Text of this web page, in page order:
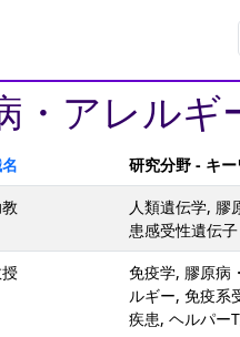
・アレルギ
研究分野 - キー
人類遺伝学, 膠
患感受性遺伝
免疫学, 膠原病
ルギー, 免疫系
疾患, ヘルパー